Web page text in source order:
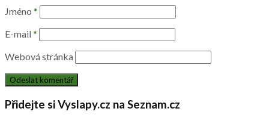
Jméno *
E-mail *
Webová stránka
Přidejte si Vyslapy.cz na Seznam.cz